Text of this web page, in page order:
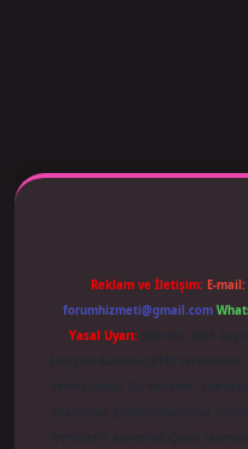
Reklam ve İletişim: E-mail:
forumhizmeti@gmail.com
Yasal Uyarı: